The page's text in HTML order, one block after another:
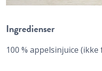
Ingredienser
100 % appelsinjuice